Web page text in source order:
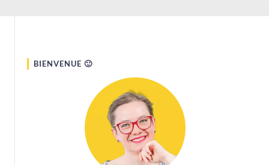
BIENVENUE 🙂